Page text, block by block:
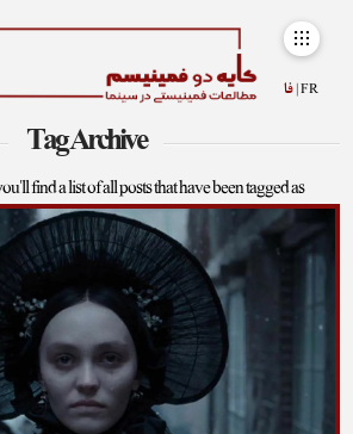
FR | فا
Tag Archive
find a list of all posts that have been tagged as